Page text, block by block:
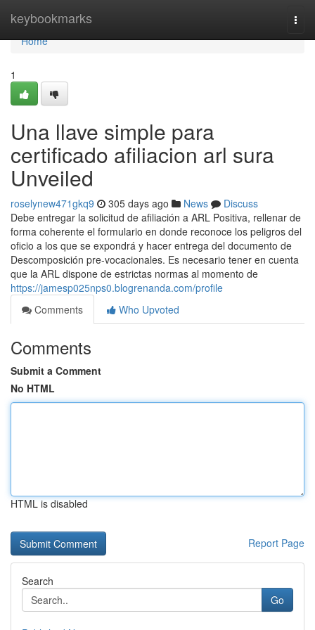
keybookmarks
Home
Home
1
Una llave simple para
certificado afiliacion arl sura
Unveiled
roselynew471gkq9 305 days ago News
Discuss
Debe entregar la solicitud de afiliación a ARL Positiva, rellenar de
forma coherente el formulario en donde reconoce los peligros del
oficio a los que se expondrá y hacer entrega del documento de
Descomposición pre-vocacionales. Es necesario tener en cuenta
que la ARL dispone de estrictas normas al momento de
https://jamesp025nps0.blogrenanda.com/profile
Comments
Who Upvoted
Comments
Submit a Comment
No HTML
HTML is disabled
Report Page
Search
Go